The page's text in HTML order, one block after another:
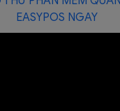
EASYPOS NGAY